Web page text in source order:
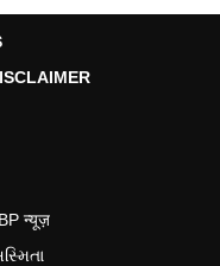
और राक्षस रक्तबीज
आया जब असुरों का आतंक
न्यूज़